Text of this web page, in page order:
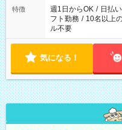
ください！
特徴 週1日からOK / 日払
フト勤務 / 10名以上
ル不要
気になる！